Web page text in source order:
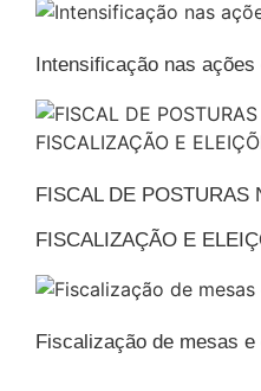
Intensificação nas
FISCAL DE POSTURAS
FISCALIZAÇÃO E
Fiscalização de mesas e